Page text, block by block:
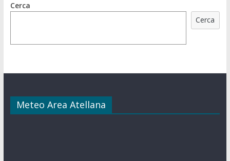
Cerca
Cerca
Meteo Area Atellana